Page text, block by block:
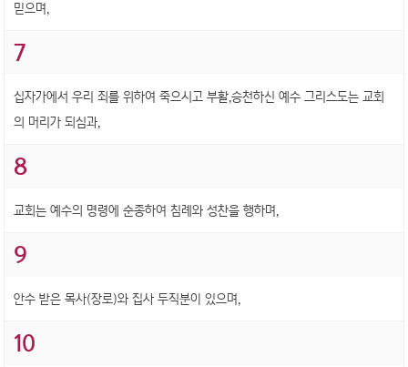
믿으며,
7
십자가에서 우리 죄를 위하여 죽으시고 부활,승천하신 예수 그리스도는 교회
의 머리가 되심과,
8
교회는 예수의 명령에 순종하여 침례와 성찬을 행하며,
9
안수 받은 목사(장로)와 집사 두직분이 있으며,
10